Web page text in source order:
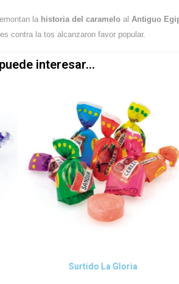
la historia del caramelo al Antiguo
contra la tos alcanzaron favor popular.
interesar...
Vista rápida
Surtido La Gloria